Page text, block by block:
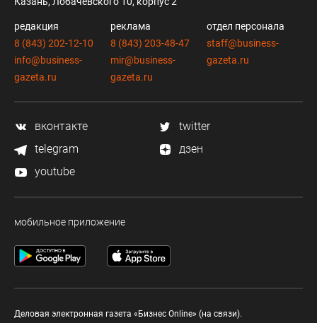
редакция
8 (843) 202-12-10
info@business-
gazeta.ru
реклама
8 (843) 203-48-47
mir@business-
gazeta.ru
отдел персонала
staff@business-
gazeta.ru
вконтакте
twitter
telegram
дзен
youtube
мобильное приложение
Деловая электронная газета «Бизнес Online» (на связи).